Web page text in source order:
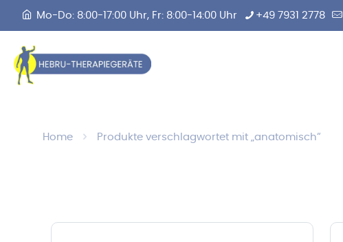
Mo-Do: 8:00-17:00 Uhr, Fr: 8:00-14:00 Uhr +49 7931 2778
Home Produkte verschlagwortet mit „anatomisch“